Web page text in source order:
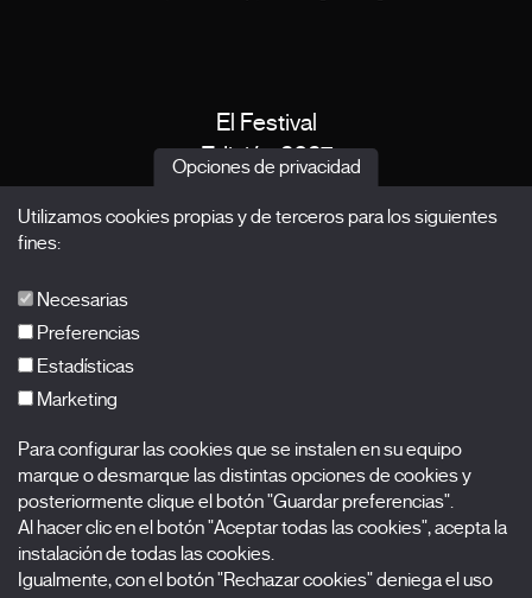
El Festival
Edición 2027
Acreditaciones
Nombre
Apellidos
Correo electrónico
Opciones de privacidad
Utilizamos cookies propias y de terceros para los siguientes
fines:
Necesarias
Preferencias
Estadísticas
Marketing
Para configurar las cookies que se instalen en su equipo
marque o desmarque las distintas opciones de cookies y
posteriormente clique el botón "Guardar preferencias".
Al hacer clic en el botón "Aceptar todas las cookies", acepta la
instalación de todas las cookies.
Igualmente, con el botón "Rechazar cookies" deniega el uso